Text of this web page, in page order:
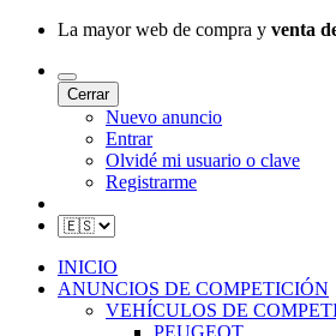
La mayor web de compra y venta
Cerrar
Nuevo anuncio
Entrar
Olvidé mi usuario o clave
Registrarme
INICIO
ANUNCIOS DE COMPETICIÓN
VEHÍCULOS DE
PEUGEOT